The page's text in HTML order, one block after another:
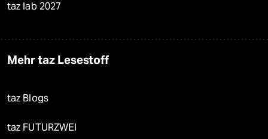
taz lab 2027
Mehr taz Lesestoff
taz Blogs
taz FUTURZWEI